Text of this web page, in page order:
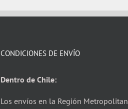
CONDICIONES DE ENVÍO
Dentro de Chile:
Los envíos en la Región